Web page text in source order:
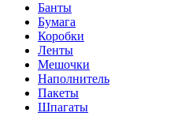
Банты
Бумага
Коробки
Ленты
Мешочки
Наполнитель
Пакеты
Шпагаты